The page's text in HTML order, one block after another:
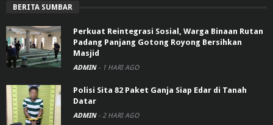
BERITA SUMBAR
Perkuat Reintegrasi Sosial, Warga Binaan Rutan
Padang Panjang Gotong Royong Bersihkan
Masjid
ADMIN - 1 HARI AGO
Polisi Sita 82 Paket Ganja Siap Edar di Tanah
Datar
ADMIN - 2 HARI AGO